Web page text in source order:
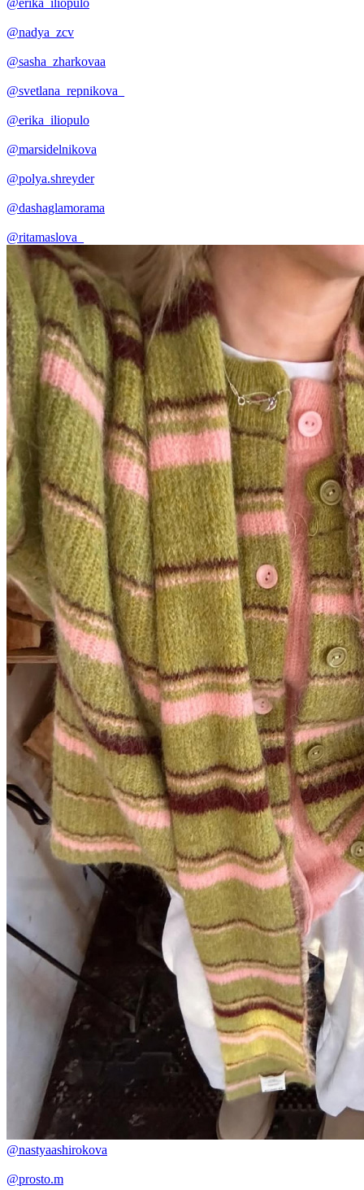
@erika_iliopulo
@nadya_zcv
@sasha_zharkovaa
@svetlana_repnikova_
@erika_iliopulo
@marsidelnikova
@polya.shreyder
@dashaglamorama
@ritamaslova_
@nastyaashirokova
@prosto.m